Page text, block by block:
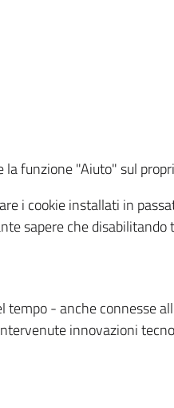
funzione "Aiuto" sul
i cookie installati in
sapere che
- anche connesse
innovazioni